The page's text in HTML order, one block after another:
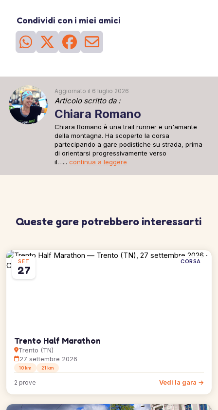
Condividi con i miei amici
Aggiornato il 6 luglio 2026
Articolo scritto da :
Chiara Romano
Chiara Romano è una trail runner e un'amante
della montagna. Ha scoperto la corsa
partecipando a gare podistiche su strada, prima
di orientarsi progressivamente verso
il…... continua a leggere
Queste gare potrebbero interessarti
SET
27
CORSA
Trento Half Marathon
Trento (TN)
27 settembre 2026
10 km 21 km
2 prove Vedi la gara →